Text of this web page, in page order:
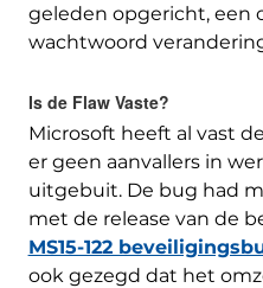
geleden opgericht, een
wachtwoord
Is de Flaw Vaste?
Microsoft heeft al vast
er geen aanvallers in
uitgebuit. De bug had
met de release van de
MS15-122
ook gezegd dat het